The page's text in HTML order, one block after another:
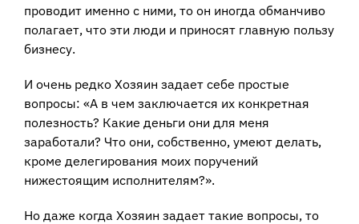
проводит именно с ними, то он иногда обманчиво
полагает, что эти люди и приносят главную пользу
бизнесу.
И очень редко Хозяин задает себе простые
вопросы: «А в чем заключается их конкретная
полезность? Какие деньги они для меня
заработали? Что они, собственно, умеют делать,
кроме делегирования моих поручений
нижестоящим исполнителям?».
Но даже когда Хозяин задает такие вопросы, то